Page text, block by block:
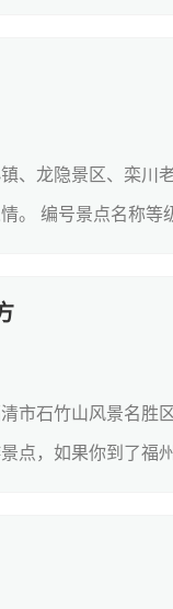
、龙隐景区、栾川
。 编号景点名称
市石竹山风景名胜
点，如果你到了福